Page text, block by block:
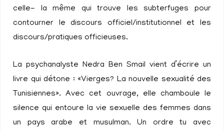
celle- la même qui trouve les subterfuges pour
contourner le discours officiel/institutionnel et les
discours/pratiques officieuses.
La psychanalyste Nedra Ben Smail vient d’écrire un
livre qui détone : «Vierges? La nouvelle sexualité des
Tunisiennes». Avec cet ouvrage, elle chamboule le
silence qui entoure la vie sexuelle des femmes dans
un pays arabe et musulman. Un ordre tu avec